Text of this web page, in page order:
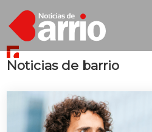
Noticias de barrio